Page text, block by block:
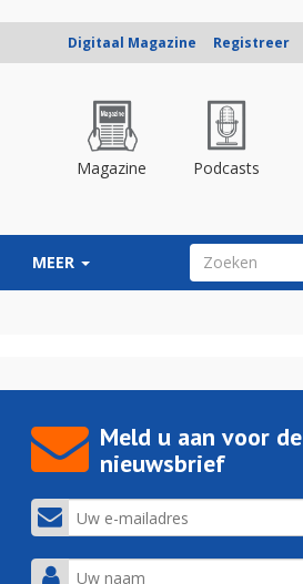
Digitaal Magazine Registreer
Magazine Podcasts
MEER ZOEKVELD
Meld u aan voor de
nieuwsbrief